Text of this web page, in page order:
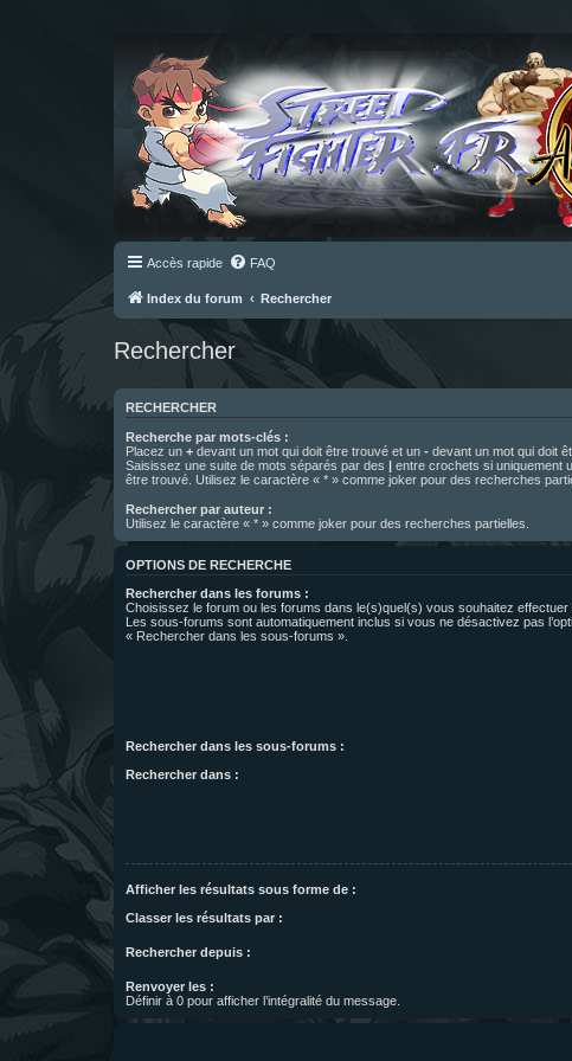
Accès rapide FAQ
Index du forum Rechercher
Rechercher
RECHERCHER
Recherche par mots-clés :
Placez un + devant un mot qui doit être trouvé et un - devant un mot qui doit
Saisissez une suite de mots séparés par des | entre crochets si uniquement
être trouvé. Utilisez le caractère « * » comme joker pour des recherches
Rechercher par auteur :
Utilisez le caractère « * » comme joker pour des recherches partielles.
OPTIONS DE RECHERCHE
Rechercher dans les forums :
Choisissez le forum ou les forums dans le(s)quel(s) vous souhaitez effectuer
Les sous-forums sont automatiquement inclus si vous ne désactivez pas
« Rechercher dans les sous-forums ».
Rechercher dans les sous-forums :
Rechercher dans :
Afficher les résultats sous forme de :
Classer les résultats par :
Rechercher depuis :
Renvoyer les :
Définir à 0 pour afficher l’intégralité du message.